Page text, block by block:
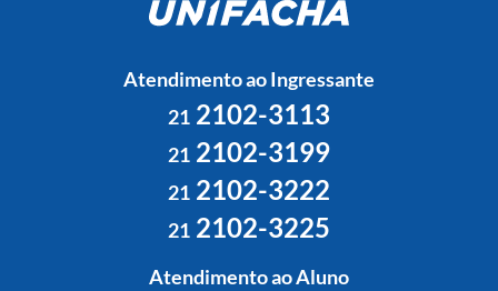
Atendimento ao Ingressante
212102-3113
212102-3199
212102-3222
212102-3225
Atendimento ao Aluno